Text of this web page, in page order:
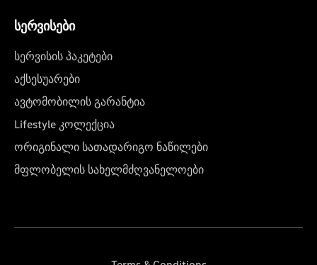
სერვისები
სერვისის პაკეტები
აქსესუარები
ავტომობილის გარანტია
Lifestyle კოლექცია
ორიგინალი სათადარიგო ნაწილები
მფლობელის სახელმძღვანელოები